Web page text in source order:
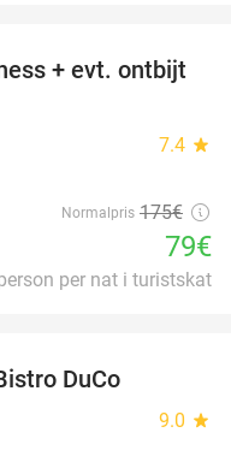
55%
+ evt. ontbijt
7.4 star
Normalpris 175€
79€
per nat i turistskat
DuCo
9.0 star